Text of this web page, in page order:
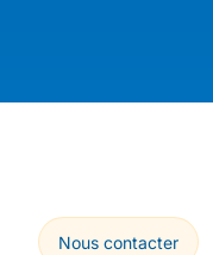
Nous contacter